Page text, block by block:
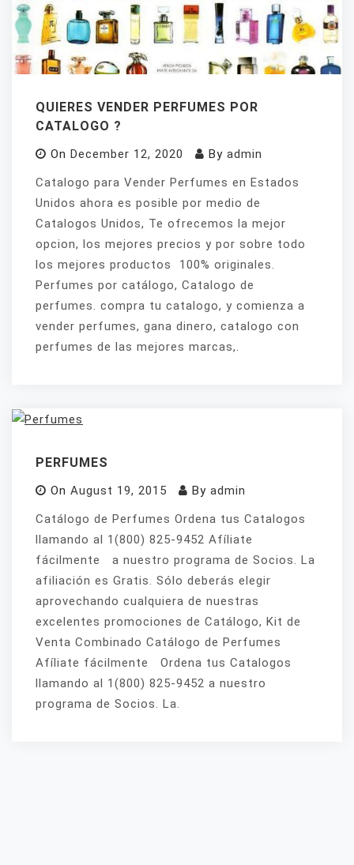
QUIERES VENDER PERFUMES POR
CATALOGO ?
On December 12, 2020 By admin
Catalogo para Vender Perfumes en Estados
Unidos ahora es posible por medio de
Catalogos Unidos, Te ofrecemos la mejor
opcion, los mejores precios y por sobre todo
los mejores productos 100% originales.
Perfumes por catálogo, Catalogo de
perfumes. compra tu catalogo, y comienza a
vender perfumes, gana dinero, catalogo con
perfumes de las mejores marcas,.
PERFUMES
On August 19, 2015 By admin
Catálogo de Perfumes Ordena tus Catalogos
llamando al 1(800) 825-9452 Afíliate
fácilmente a nuestro programa de Socios. La
afiliación es Gratis. Sólo deberás elegir
aprovechando cualquiera de nuestras
excelentes promociones de Catálogo, Kit de
Venta Combinado Catálogo de Perfumes
Afíliate fácilmente Ordena tus Catalogos
llamando al 1(800) 825-9452 a nuestro
programa de Socios. La.